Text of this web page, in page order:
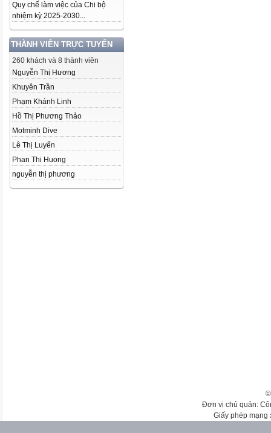
Quy chế làm việc của Chi bộ
nhiệm kỳ 2025-2030...
THÀNH VIÊN TRỰC TUYẾN
260 khách và 8 thành viên
Nguyễn Thị Hương
Khuyên Trần
Phạm Khánh Linh
Hồ Thị Phương Thảo
Motminh Dive
Lê Thị Luyến
Phan Thi Huong
nguyễn thị phương
Đơn vị chủ quản:
Giấy phép mạng